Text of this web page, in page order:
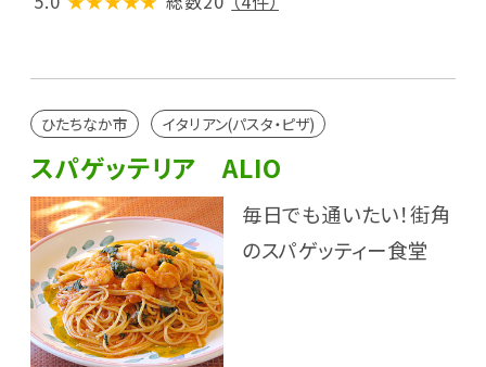
ひたちなか市 イタリアン(パスタ・ピザ)
スパゲッテリア ALIO
毎日でも通いたい！街角
のスパゲッティー食堂